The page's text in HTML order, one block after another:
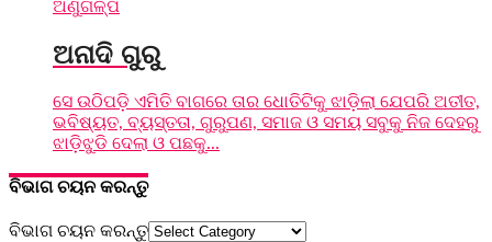
ଅଣୁଗଳ୍ପ
ଅନାଦି ଗୁରୁ
ସେ ଉଠିପଡ଼ି ଏମିତି ବାଗରେ ତାର ଧୋତିଟିକୁ ଝାଡ଼ିଲା ଯେପରି ଅତୀତ,
ଭବିଷ୍ୟତ, ବ୍ୟସ୍ତତା, ଗୁରୁପଣ, ସମାଜ ଓ ସମୟ ସବୁକୁ ନିଜ ଦେହରୁ
ଝାଡ଼ିଝୁଡି ଦେଲା ଓ ପଛକୁ...
ବିଭାଗ ଚୟନ କରନ୍ତୁ
ବିଭାଗ ଚୟନ କରନ୍ତୁ